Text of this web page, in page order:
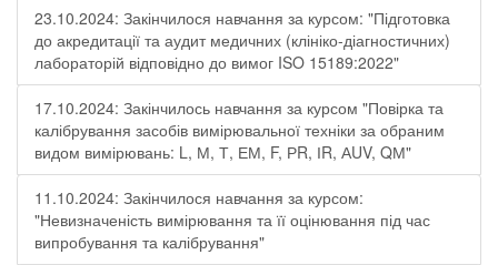
23.10.2024: Закінчилося навчання за курсом: "Підготовка
до акредитації та аудит медичних (клініко-діагностичних)
лабораторій відповідно до вимог ISO 15189:2022"
17.10.2024: Закінчилось навчання за курсом "Повірка та
калібрування засобів вимірювальної техніки за обраним
видом вимірювань: L, М, Т, ЕМ, F, РR, ІR, АUV, QМ"
11.10.2024: Закінчилося навчання за курсом:
"Невизначеність вимірювання та її оцінювання під час
випробування та калібрування"